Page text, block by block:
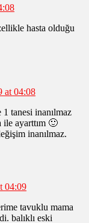
hasta olduğu
at 04:08
tanesi inanılmaz
ile ayarttım 🙂
inanılmaz.
04:09
tavuklu mama
balıklı eski